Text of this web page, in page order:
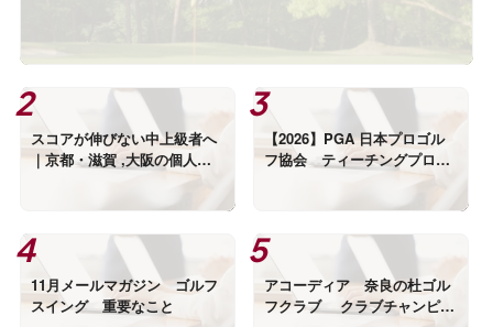
スコアが伸びない中上級者へ
｜京都・滋賀 ,大阪の個人ゴ
ルフレッスンで壁を破る
【2026】PGA 日本プロゴル
フ協会 ティーチングプロB
級 受講者選定 実技審査
11月メールマガジン ゴルフ
スイング 重要なこと
アコーディア 奈良の杜ゴル
フクラブ クラブチャンピオ